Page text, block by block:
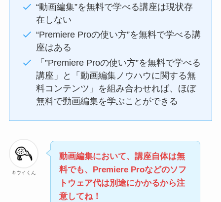
“動画編集”を無料で学べる講座は現状存
在しない
“Premiere Proの使い方”を無料で学べる講
座はある
「”Premiere Proの使い方”を無料で学べる
講座」と「動画編集ノウハウに関する無
料コンテンツ」を組み合わせれば、ほぼ
無料で動画編集を学ぶことができる
キウイくん
動画編集において、講座自体は無
料でも、Premiere Proなどのソフ
トウェア代は別途にかかるから注
意してね！